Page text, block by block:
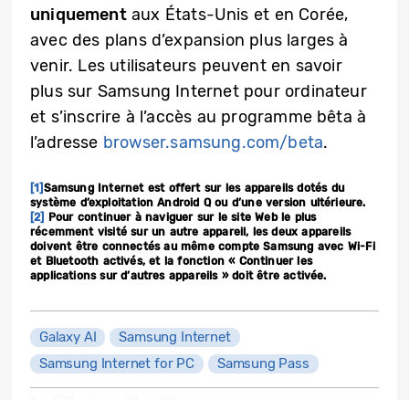
uniquementaux États-Unis et en Corée,
avec des plans d’expansion plus larges à
venir. Les utilisateurs peuvent en savoir
plus sur Samsung Internet pour ordinateur
et s’inscrire à l’accès au programme bêta à
l’adresse browser.samsung.com/beta.
[1] Samsung Internet est offert sur les appareils dotés du
système d’exploitation Android Q ou d’une version ultérieure.
[2]
Pour continuer à naviguer sur le site Web le plus
récemment visité sur un autre appareil, les deux appareils
doivent être connectés au même compte Samsung avec Wi-Fi
et Bluetooth activés, et la fonction « Continuer les
applications sur d’autres appareils » doit être activée.
Galaxy AI
Samsung Internet
Samsung Internet for PC
Samsung Pass